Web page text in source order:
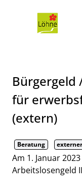
Zum Hauptinhalt
Bürgergeld
für
(extern)
Beratung
Am 1. Januar
Arbeitslosengeld